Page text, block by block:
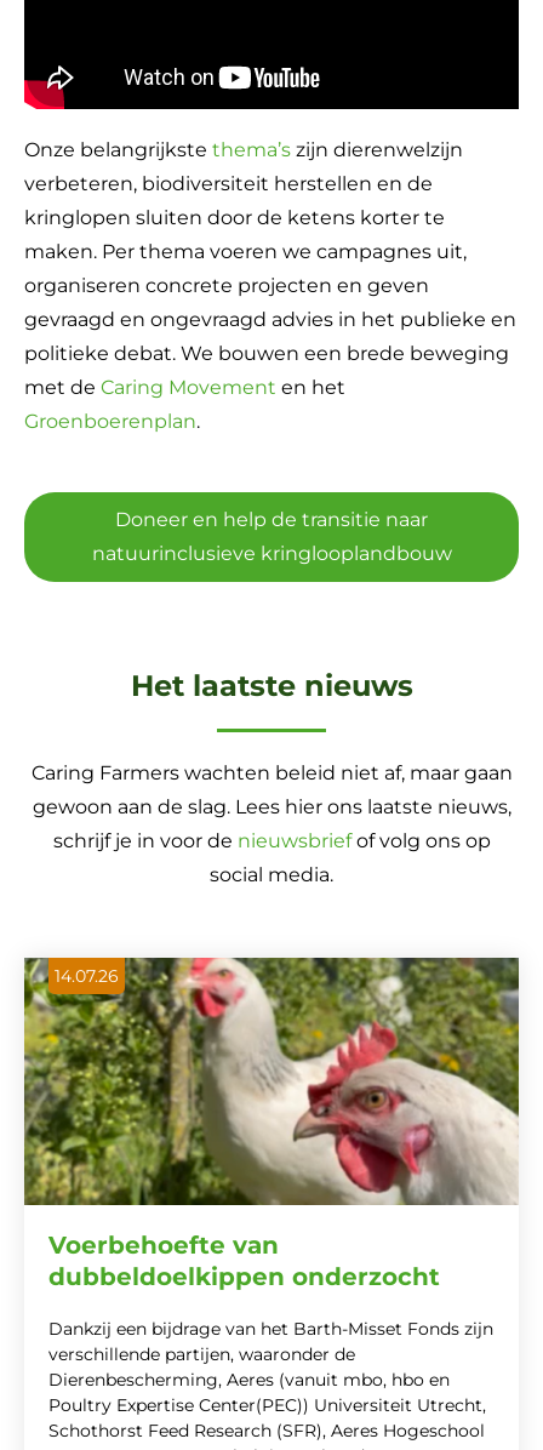
Onze belangrijkste thema’s zijn dierenwelzijn
verbeteren, biodiversiteit herstellen en de
kringlopen sluiten door de ketens korter te
maken. Per thema voeren we campagnes uit,
organiseren concrete projecten en geven
gevraagd en ongevraagd advies in het publieke en
politieke debat. We bouwen een brede beweging
met de Caring Movement en het
Groenboerenplan.
Doneer en help de transitie naar
natuurinclusieve kringlooplandbouw
Het laatste nieuws
Caring Farmers wachten beleid niet af, maar gaan
gewoon aan de slag. Lees hier ons laatste nieuws,
schrijf je in voor de nieuwsbriefof volg ons op
social media.
14.07.26
Voerbehoefte van
dubbeldoelkippen onderzocht
Dankzij een bijdrage van het Barth-Misset Fonds zijn
verschillende partijen, waaronder de
Dierenbescherming, Aeres (vanuit mbo, hbo en
Poultry Expertise Center(PEC)) Universiteit Utrecht,
Schothorst Feed Research (SFR), Aeres Hogeschool